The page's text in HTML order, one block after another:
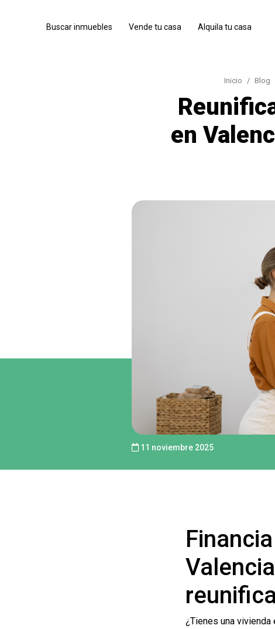
Buscar inmuebles Vende tu casa Alquila tu casa
Inicio Blog
en
11 noviembre 2025
¿Tienes una vivienda